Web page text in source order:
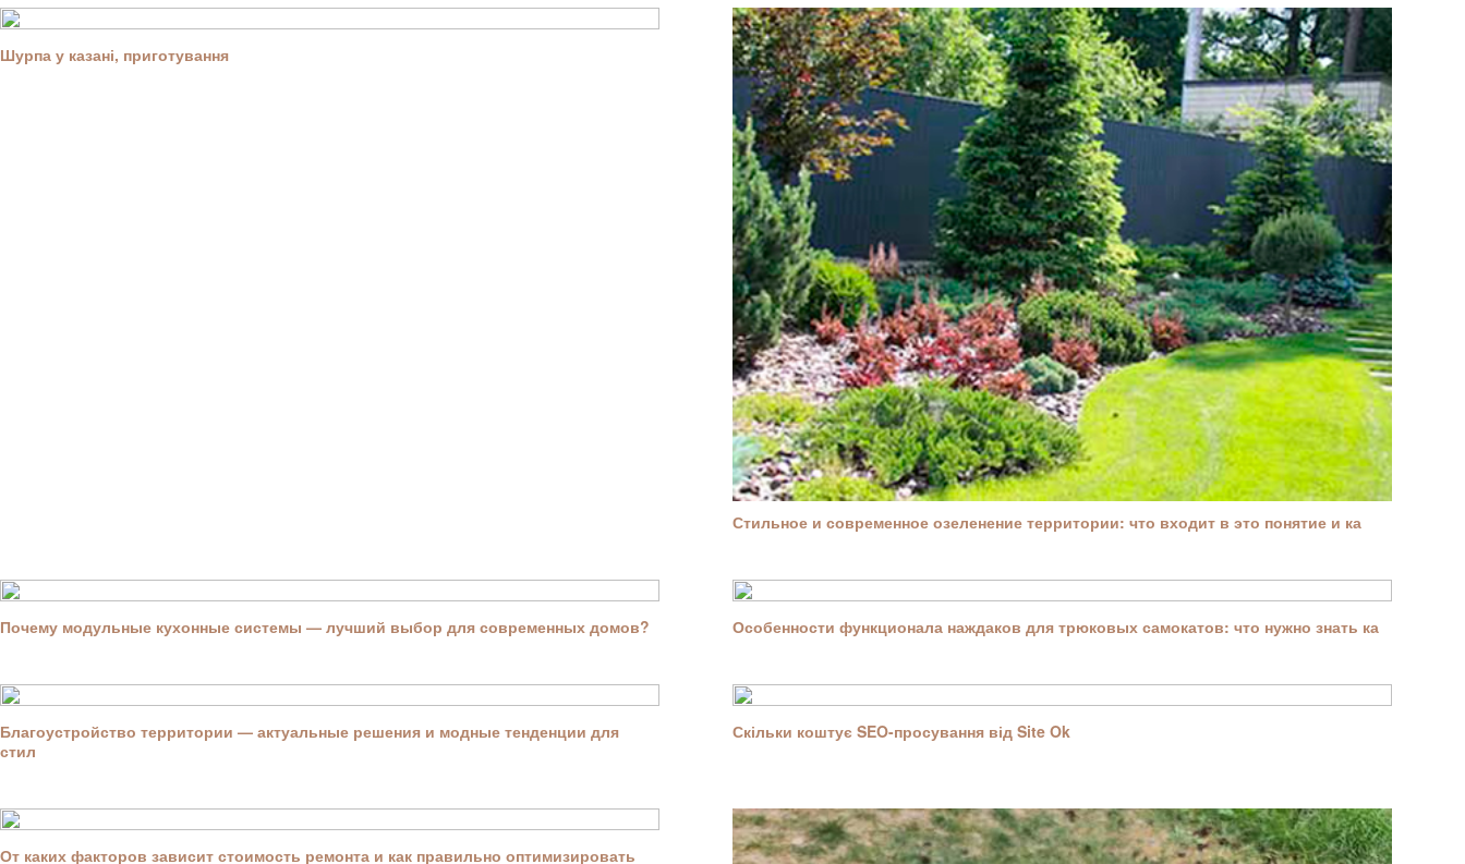
Шурпа у казані, приготування
Стильное и современное озеленение территории: что входит в это понятие и ка
Почему модульные кухонные системы — лучший выбор для современных домов? Особенности функционала наждаков для трюковых самокатов: что нужно знать ка
Благоустройство территории — актуальные решения и модные тенденции для
стил
Скільки коштує SEO-просування від Site Ok
От каких факторов зависит стоимость ремонта и как правильно оптимизировать